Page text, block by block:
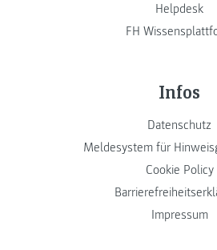
Helpdesk
FH
Infos
Datenschutz
Meldesystem für
Cookie Policy
Impressum